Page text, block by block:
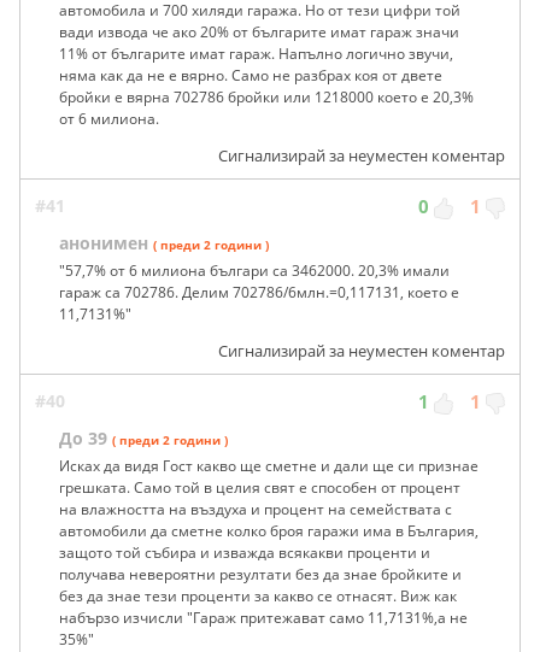
автомобила и 700 хиляди гаража. Но от тези цифри той
вади извода че ако 20% от българите имат гараж значи
11% от българите имат гараж. Напълно логично звучи,
няма как да не е вярно. Само не разбрах коя от двете
бройки е вярна 702786 бройки или 1218000 което е 20,3%
от 6 милиона.
Сигнализирай за неуместен коментар
#41 0 1
анонимен ( преди 2 години )
"57,7% от 6 милиона българи са 3462000. 20,3% имали
гараж са 702786. Делим 702786/6млн.=0,117131, което е
11,7131%"
Сигнализирай за неуместен коментар
#40 1 1
До 39 ( преди 2 години )
Исках да видя Гост какво ще сметне и дали ще си признае
грешката. Само той в целия свят е способен от процент
на влажността на въздуха и процент на семействата с
автомобили да сметне колко броя гаражи има в България,
защото той събира и изважда всякакви проценти и
получава невероятни резултати без да знае бройките и
без да знае тези проценти за какво се отнасят. Виж как
набързо изчисли "Гараж притежават само 11,7131%,а не
35%"